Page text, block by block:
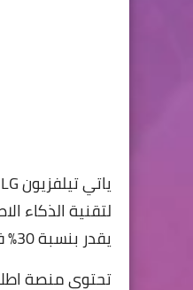
لتقنية الذكاء
يقدر بنسبة 30% في الاداء و 70% في الاداء الرسومي